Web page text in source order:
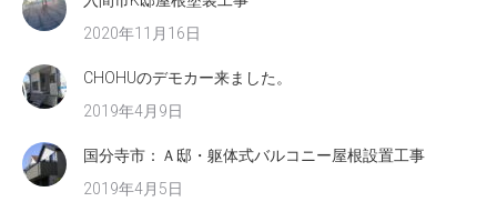
2020年11月16日
CHOHUのデモカー来ました。
2019年4月9日
国分寺市：Ａ邸・躯体式バルコニー屋根設置工事
2019年4月5日